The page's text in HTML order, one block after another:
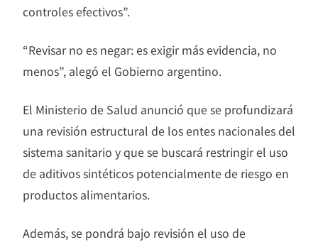
controles efectivos”.
“Revisar no es negar: es exigir más evidencia, no
menos”, alegó el Gobierno argentino.
El Ministerio de Salud anunció que se profundizará
una revisión estructural de los entes nacionales del
sistema sanitario y que se buscará restringir el uso
de aditivos sintéticos potencialmente de riesgo en
productos alimentarios.
Además, se pondrá bajo revisión el uso de